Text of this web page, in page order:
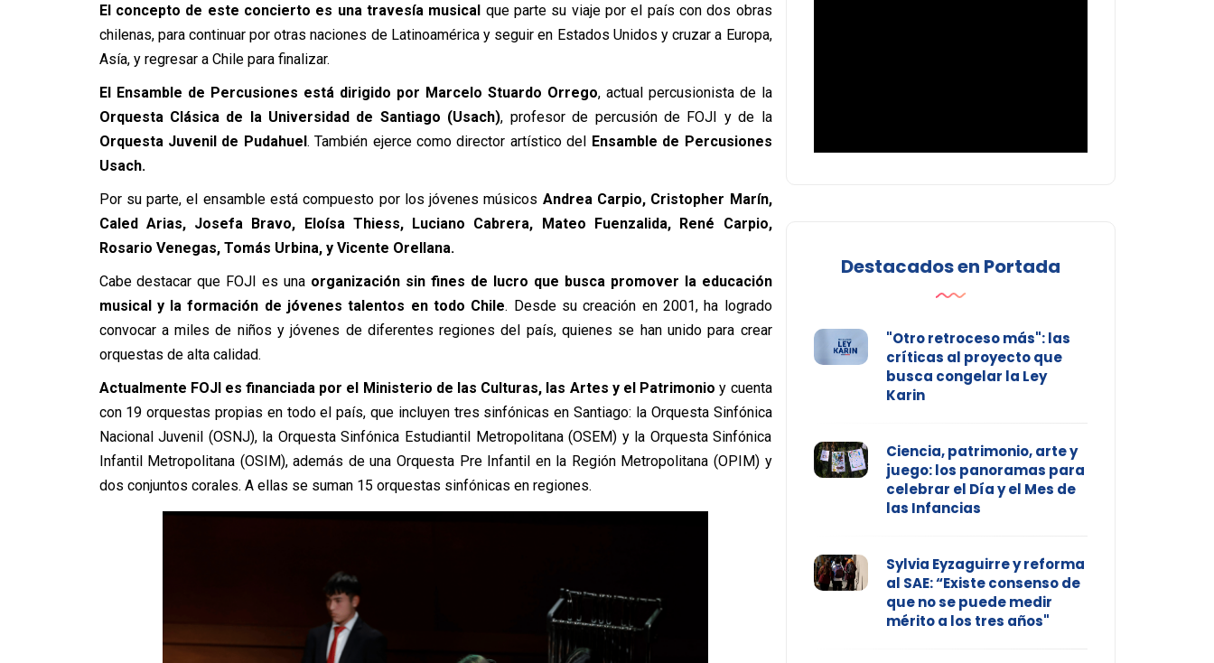
El concepto de este concierto es una travesía musical que parte su viaje por el país con dos obras
chilenas, para continuar por otras naciones de Latinoamérica y seguir en Estados Unidos y cruzar a Europa,
Asía, y regresar a Chile para finalizar.
El Ensamble de Percusiones está dirigido por Marcelo Stuardo Orrego, actual percusionista de la
Orquesta Clásica de la Universidad de Santiago (Usach), profesor de percusión de FOJI y de la
Orquesta Juvenil de Pudahuel. También ejerce como director artístico del Ensamble de Percusiones
Usach.
Por su parte, el ensamble está compuesto por los jóvenes músicos Andrea Carpio, Cristopher Marín,
Caled Arias, Josefa Bravo, Eloísa Thiess, Luciano Cabrera, Mateo Fuenzalida, René Carpio,
Rosario Venegas, Tomás Urbina, y Vicente Orellana.
Cabe destacar que FOJI es una organización sin fines de lucro que busca promover la educación
musical y la formación de jóvenes talentos en todo Chile. Desde su creación en 2001, ha logrado
convocar a miles de niños y jóvenes de diferentes regiones del país, quienes se han unido para crear
orquestas de alta calidad.
Actualmente FOJI es financiada por el Ministerio de las Culturas, las Artes y el Patrimonio y cuenta
con 19 orquestas propias en todo el país, que incluyen tres sinfónicas en Santiago: la Orquesta Sinfónica
Nacional Juvenil (OSNJ), la Orquesta Sinfónica Estudiantil Metropolitana (OSEM) y la Orquesta Sinfónica
Infantil Metropolitana (OSIM), además de una Orquesta Pre Infantil en la Región Metropolitana (OPIM) y
dos conjuntos corales. A ellas se suman 15 orquestas sinfónicas en regiones.
Destacados en Portada
"Otro retroceso más": las
críticas al proyecto que
busca congelar la Ley
Karin
Ciencia, patrimonio, arte y
juego: los panoramas para
celebrar el Día y el Mes de
las Infancias
Sylvia Eyzaguirre y reforma
al SAE: “Existe consenso de
que no se puede medir
mérito a los tres años"